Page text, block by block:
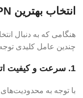
انتخاب بهترین VPN برای ایران
چندین عامل کلیدی
1. سرعت و کیفیت اتصال